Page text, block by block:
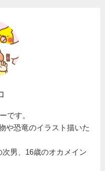
です。
や恐竜のイラスト描いた
男、16歳のオカメイン